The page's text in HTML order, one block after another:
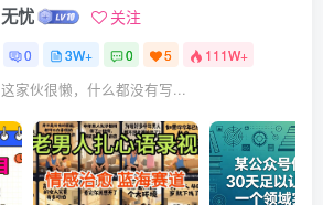
无忧 关注
0 3W+ 0 5 111W+
这家伙很懒，什么都没有写...